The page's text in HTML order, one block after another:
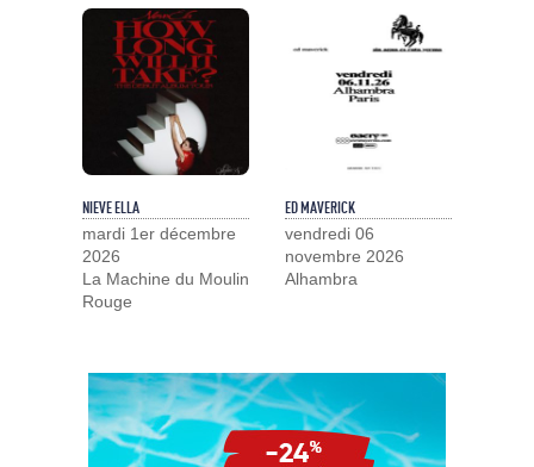
NIEVE ELLA
mardi 1er décembre
2026
La Machine du Moulin
Rouge
ED MAVERICK
vendredi 06
novembre 2026
Alhambra